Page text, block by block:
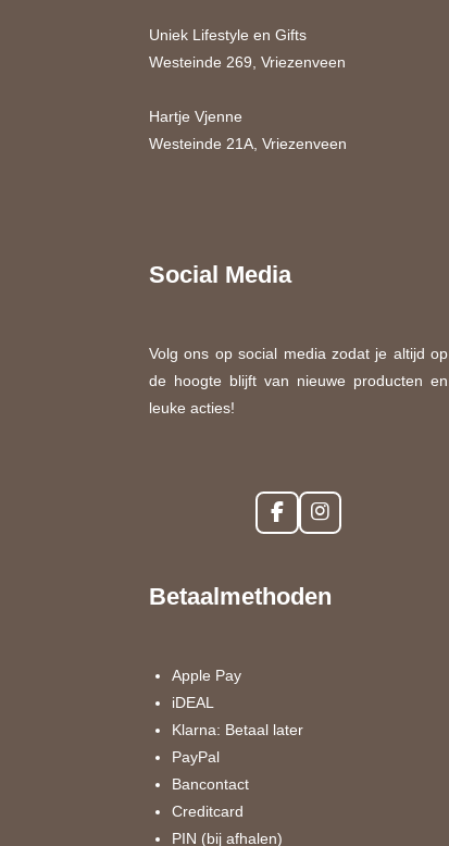
Uniek Lifestyle en Gifts
Westeinde 269, Vriezenveen
Hartje Vjenne
Westeinde 21A, Vriezenveen
Social Media
Volg ons op social media zodat je altijd op
de hoogte blijft van nieuwe producten en
leuke acties!
F
a
b
I
n
a
Betaalmethoden
Apple Pay
iDEAL
Klarna: Betaal later
PayPal
Bancontact
Creditcard
PIN (bij afhalen)